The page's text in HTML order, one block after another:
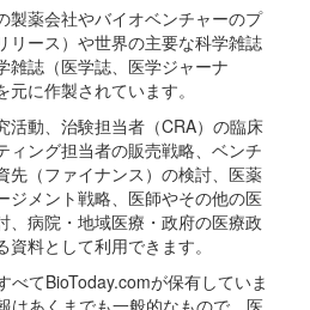
製薬会社やバイオベンチャーのプ
リース）や世界の主要な科学雑誌
雑誌（医学誌、医学ジャーナ
に作製されています。
活動、治験担当者（CRA）の臨床
ィング担当者の販売戦略、ベンチ
先（ファイナンス）の検討、医薬
ジメント戦略、医師やその他の医
、病院・地域医療・政府の医療政
料として利用できます。
べてBioToday.comが保有していま